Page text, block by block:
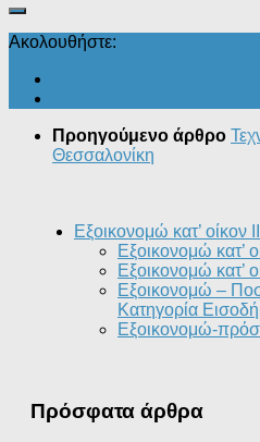
Ακολουθήστε:
Προηγούμενο άρθρο
Θεσσαλονίκη
Εξοικονομώ κατ’ οίκον II
Εξοικονομώ κατ’
Εξοικονομώ κατ’
Εξοικονομώ –
Κατηγορία
Εξοικονομώ-
Πρόσφατα άρθρα